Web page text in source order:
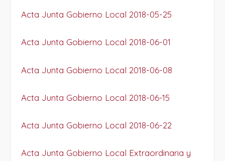
Acta Junta Gobierno Local 2018-05-25
Acta Junta Gobierno Local 2018-06-01
Acta Junta Gobierno Local 2018-06-08
Acta Junta Gobierno Local 2018-06-15
Acta Junta Gobierno Local 2018-06-22
Acta Junta Gobierno Local Extraordinaria y